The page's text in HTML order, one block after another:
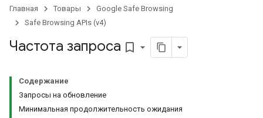
Главная Товары
Google Safe Browsing
Safe Browsing APIs (v4)
Частота запроса bookmark_border
Содержание
Запросы на обновление
Минимальная продолжительность ожидания